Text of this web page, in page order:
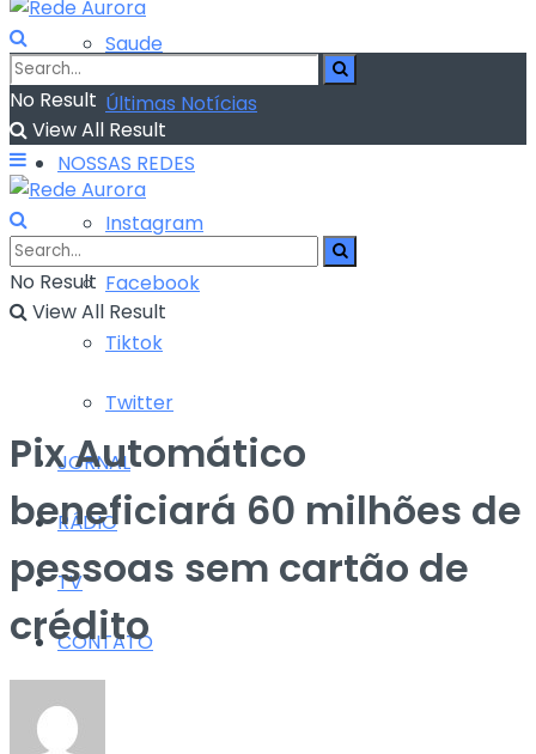
Saude
Últimas Notícias
NOSSAS REDES
Instagram
Facebook
Tiktok
Twitter
JORNAL
RÁDIO
TV
CONTATO
No Result
View All Result
No Result
View All Result
Pix Automático
beneficiará 60 milhões de
pessoas sem cartão de
crédito